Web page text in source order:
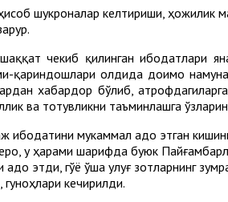
шукроналар келтириши,
чекиб қилинган ибодатлари
қариндошлари олдида доимо
хабардор бўлиб,
ва тотувликни таъминлашга
ибодатини мукаммал адо этган
у ҳарами шарифда буюк
этди, гўё ўша улуғ зотларнинг
кечирилди.